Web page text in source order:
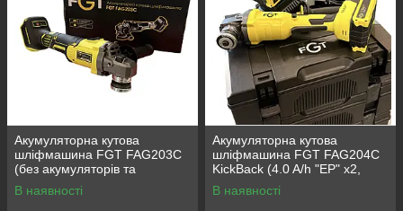
Акумуляторна кутова
шліфмашина FGT FAG203С
(без акумуляторів та
зарядного пристрою)
В наявності
Акумуляторна кутова
шліфмашина FGT FAG204C
KickBack (4.0 A/h "ЕР" х2,
зарядний пристрій) в кейсі
В наявності